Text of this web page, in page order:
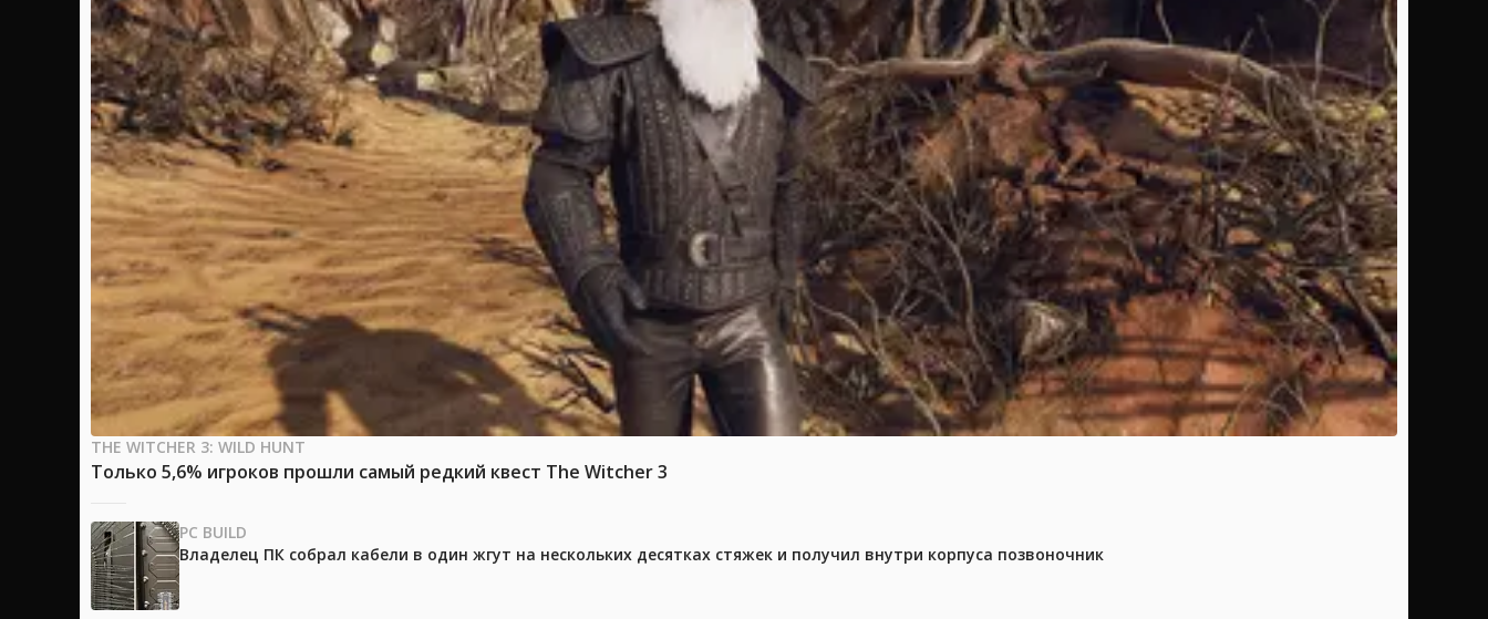
THE WITCHER 3: WILD HUNT
Только 5,6% игроков прошли самый редкий квест The Witcher 3
PC BUILD
Владелец ПК собрал кабели в один жгут на нескольких десятках стяжек и получил внутри корпуса позвоночник